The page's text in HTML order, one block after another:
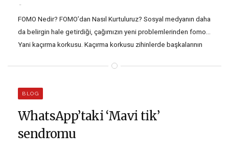
FOMO Nedir? FOMO’dan Nasıl Kurtuluruz? Sosyal medyanın daha
da belirgin hale getirdiği, çağımızın yeni problemlerinden fomo…
Yani kaçırma korkusu. Kaçırma korkusu zihinlerde başkalarının
iyi şeyler deneyimlediği düşüncesi üzerinden canlanıyor. Aslında
birinin Instagram’da…
BLOG
WhatsApp’taki ‘Mavi tik’
sendromu